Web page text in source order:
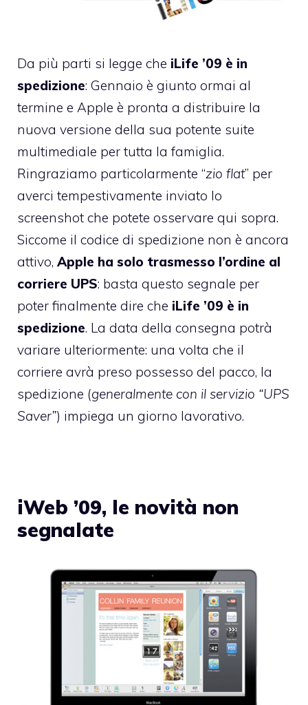
Da più parti si legge che iLife ’09 è in
spedizione: Gennaio è giunto ormai al
termine e Apple è pronta a distribuire la
nuova versione della sua potente suite
multimediale per tutta la famiglia.
Ringraziamo particolarmente “zio flat” per
averci tempestivamente inviato lo
screenshot che potete osservare qui sopra.
Siccome il codice di spedizione non è ancora
attivo, Apple ha solo trasmesso l’ordine al
corriere UPS: basta questo segnale per
poter finalmente dire che iLife ’09 è in
spedizione. La data della consegna potrà
variare ulteriormente: una volta che il
corriere avrà preso possesso del pacco, la
spedizione (generalmente con il servizio “UPS
Saver”) impiega un giorno lavorativo.
iWeb ’09, le novità non
segnalate